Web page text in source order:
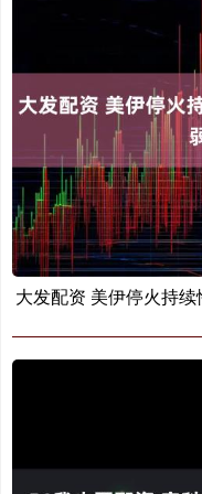
大发配资 美伊停火持